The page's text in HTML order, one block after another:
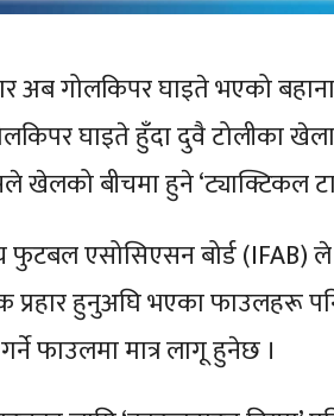
अब गोलकिपर घाइते भएको
घाइते हुँदा दुवै टोलीका
खेलको बीचमा हुने ‘ट्याक्टिकल
फुटबल एसोसिएसन बोर्ड
प्रहार हुनुअघि भएका फाउलहरू
फाउलमा मात्र लागू हुनेछ ।